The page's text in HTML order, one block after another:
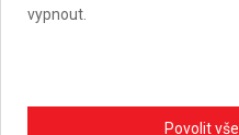
Střecha provozní, terasa, balkon
Konzultační technik
vypnout.
Povolit